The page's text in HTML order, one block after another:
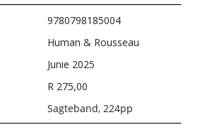
9780798185004
Human & Rousseau
Junie 2025
R 275,00
Sagteband, 224pp